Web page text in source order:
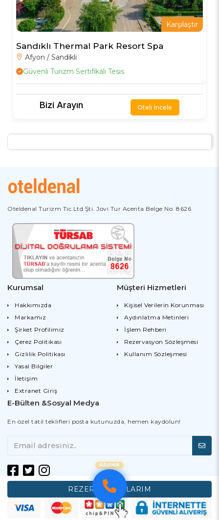
Otelleri Keşfet
Karşılaştır
Sandıklı Thermal Park Resort Spa
Afyon / Sandikli
Güvenli Turizm Sertifikalı Tesis
Bizi Arayın Oteli İncele
Oteldenal Turizm Tic.Ltd.Şti. Jovi Tur Acenta Belge No: 8626
Kurumsal
Hakkımızda
Markamız
Şirket Profilimiz
Çerez Politikası
Gizlilik Politikası
Yasal Bilgiler
İletişim
Extranet Giriş
Müşteri Hizmetleri
Kişisel Verilerin Korunması
Aydınlatma Metinleri
İşlem Rehberi
Rezervasyon Sözleşmesi
Kullanım Sözleşmesi
E-Bülten &Sosyal Medya
En özel tatil teklifleri posta kutunuzda, hemen kaydolun!
REZERVASYONLARIM
ARAMA